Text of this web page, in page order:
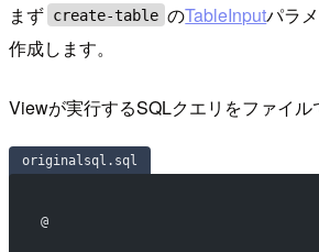
まず create-table のTableInputパラ
作成します。
Viewが実行するSQLクエリをファイル
originalsql.sql
@